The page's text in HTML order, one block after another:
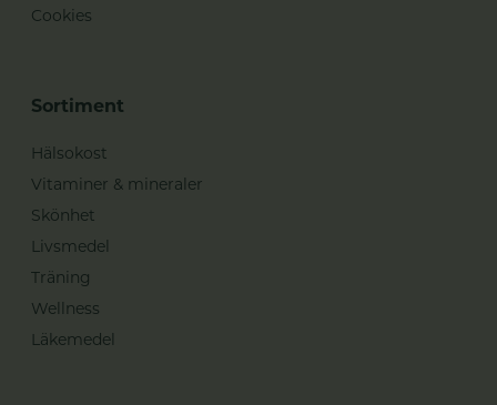
Cookies
Sortiment
Hälsokost
Vitaminer & mineraler
Skönhet
Livsmedel
Träning
Wellness
Läkemedel